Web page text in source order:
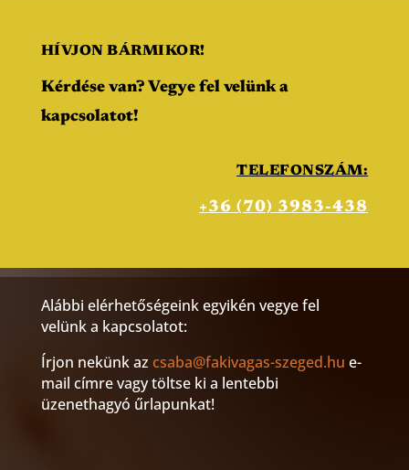
HÍVJON BÁRMIKOR!
Kérdése van? Vegye fel velünk a
kapcsolatot!
TELEFONSZÁM:
+36 (70) 3983-438
Alábbi elérhetőségeink egyikén vegye fel
velünk a kapcsolatot:
Írjon nekünk az csaba@fakivagas-szeged.hu e-
mail címre vagy töltse ki a lentebbi
üzenethagyó űrlapunkat!